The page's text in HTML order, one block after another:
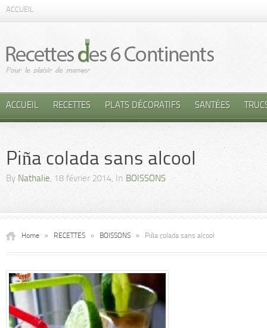
ACCUEIL
ACCUEIL RECETTES PLATS DÉCORATIFS SANTÉES
Piña colada sans alcool
By Nathalie, 18 février 2014, In BOISSONS
Home » RECETTES » BOISSONS » Piña colada sans alcool